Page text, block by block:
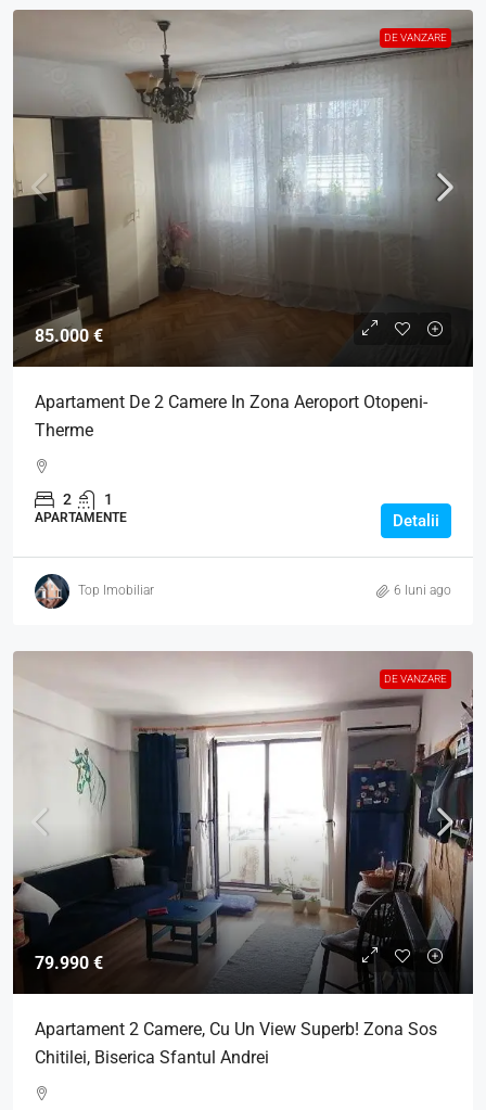
DE VANZARE
85.000 €
Apartament De 2 Camere In Zona Aeroport Otopeni-
Therme
2 1
APARTAMENTE Detalii
Top Imobiliar 6 luni ago
DE VANZARE
79.990 €
Apartament 2 Camere, Cu Un View Superb! Zona Sos
Chitilei, Biserica Sfantul Andrei